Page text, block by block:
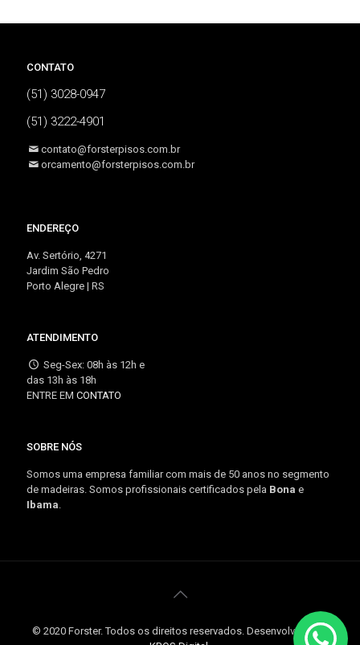
CONTATO
(51) 3028-0947
(51) 3222-4901
contato@forsterpisos.com.br
orcamento@forsterpisos.com.br
ENDEREÇO
Av. Sertório, 4271
Jardim São Pedro
Porto Alegre | RS
ATENDIMENTO
Seg-Sex: 08h às 12h e
das 13h às 18h
ENTRE EM CONTATO
SOBRE NÓS
Somos uma empresa familiar com mais de 50 anos no segmento
de madeiras. Somos profissionais certificados pela Bona e
Ibama.
© 2020 Forster. Todos os direitos reservados. Desenvolvido por